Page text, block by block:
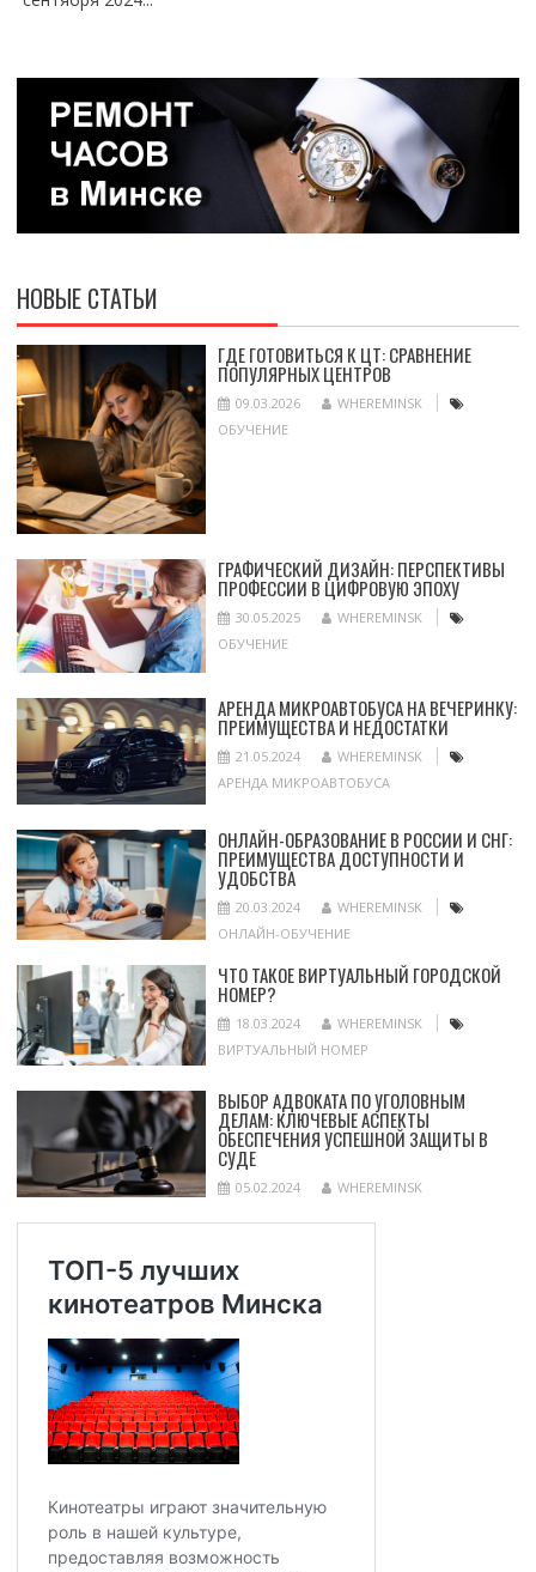
НОВЫЕ СТАТЬИ
ГДЕ ГОТОВИТЬСЯ К ЦТ: СРАВНЕНИЕ
ПОПУЛЯРНЫХ ЦЕНТРОВ
09.03.2026
WHEREMINSK
ОБУЧЕНИЕ
ГРАФИЧЕСКИЙ ДИЗАЙН: ПЕРСПЕКТИВЫ
ПРОФЕССИИ В ЦИФРОВУЮ ЭПОХУ
30.05.2025
WHEREMINSK
ОБУЧЕНИЕ
АРЕНДА МИКРОАВТОБУСА НА ВЕЧЕРИНКУ:
ПРЕИМУЩЕСТВА И НЕДОСТАТКИ
21.05.2024
WHEREMINSK
АРЕНДА МИКРОАВТОБУСА
ОНЛАЙН-ОБРАЗОВАНИЕ В РОССИИ И СНГ:
ПРЕИМУЩЕСТВА ДОСТУПНОСТИ И
УДОБСТВА
20.03.2024
WHEREMINSK
ОНЛАЙН-ОБУЧЕНИЕ
ЧТО ТАКОЕ ВИРТУАЛЬНЫЙ ГОРОДСКОЙ
НОМЕР?
18.03.2024
WHEREMINSK
ВИРТУАЛЬНЫЙ НОМЕР
ВЫБОР АДВОКАТА ПО УГОЛОВНЫМ
ДЕЛАМ: КЛЮЧЕВЫЕ АСПЕКТЫ
ОБЕСПЕЧЕНИЯ УСПЕШНОЙ ЗАЩИТЫ В
СУДЕ
05.02.2024 WHEREMINSK